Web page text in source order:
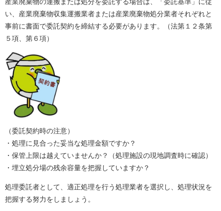
い、産業廃棄物収集運搬業者または産業廃棄物処分業者それぞれと
事前に書面で委託契約を締結する必要があります。（法第１２条第
５項、第６項）
（委託契約時の注意）
・処理に見合った妥当な処理金額ですか？
・保管上限は越えていませんか？（処理施設の現地調査時に確認）
・埋立処分場の残余容量を把握していますか？
処理委託者として、適正処理を行う処理業者を選択し、処理状況を
把握する努力をしましょう。